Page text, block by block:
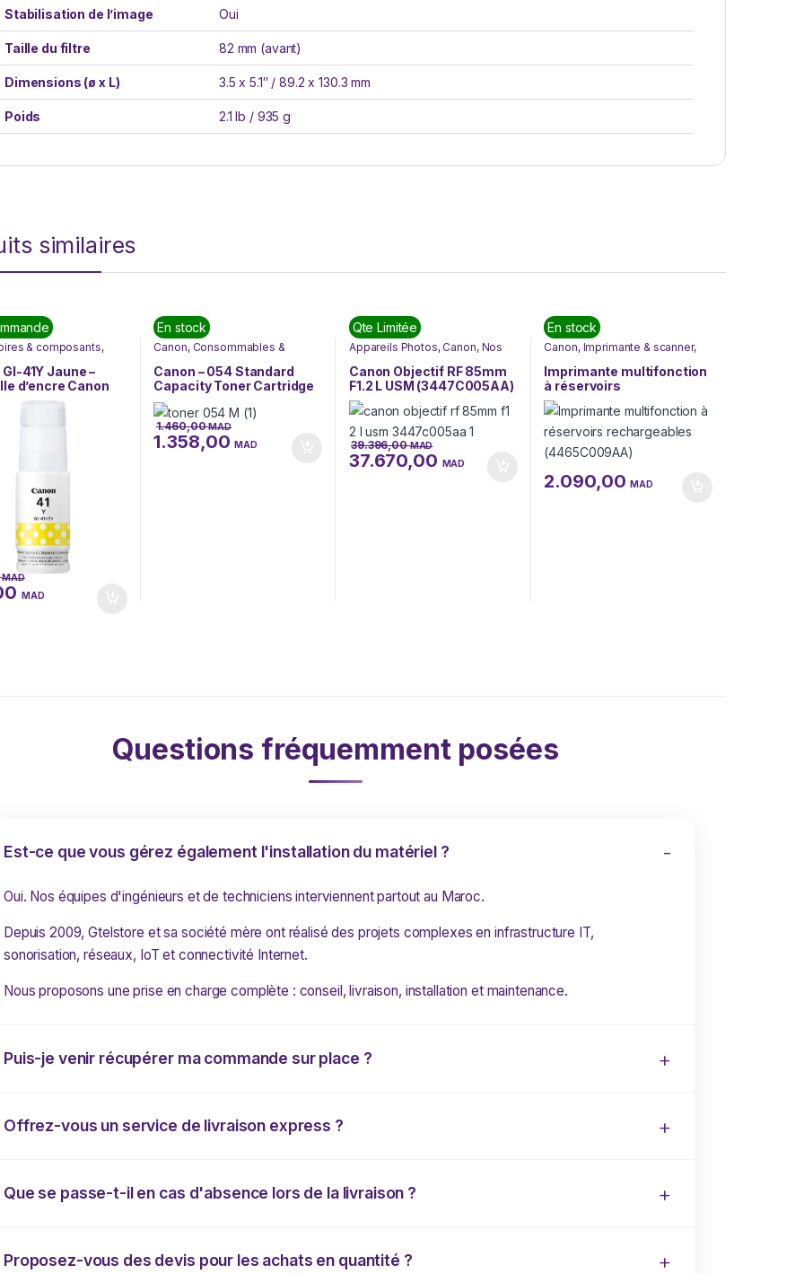
Stabilisation de l’image Oui
Taille du filtre 82 mm (avant)
Dimensions (ø x L) 3.5 x 5.1″ / 89.2 x 130.3 mm
Poids 2.1 lb / 935 g
similaires
& composants,
Imprimante & scanner
,Informatique,
,SOLUTIONS
41Y Jaune –
d’encre Canon
(4545C001AA)
MAD
MAD
En stock
Canon, Consommables &
SOLUTIONS D'IMPRESSION
Canon – 054 Standard
Capacity Toner Cartridge
– Magenta (3022C002AA)
1.358,00MAD
1.460,00MAD
Qte Limitée
Appareils Photos, Canon, Nos
Marques
Canon Objectif RF 85mm
F1.2 L USM (3447C005AA)
37.670,00 MAD
39.396,00MAD
En stock
Canon, Imprimante & scanner,
Imprimantes
Marques,SOLUTIONS
D'IMPRESSION
Imprimante multifonction
à réservoirs
rechargeables
(4465C009AA)
2.090,00MAD
Questions fréquemment posées
Est-ce que vous gérez également l'installation du matériel ?
Oui. Nos équipes d'ingénieurs et de techniciens interviennent partout au Maroc.
Depuis 2009, Gtelstore et sa société mère ont réalisé des projets complexes en infrastructure IT,
sonorisation, réseaux, IoT et connectivité Internet.
Nous proposons une prise en charge complète : conseil, livraison, installation et maintenance.
Puis-je venir récupérer ma commande sur place ?
Offrez-vous un service de livraison express ?
Que se passe-t-il en cas d'absence lors de la livraison ?
Proposez-vous des devis pour les achats en quantité ?